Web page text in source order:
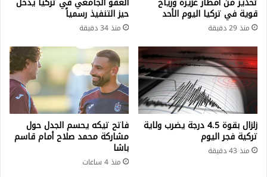
قوية في تركيا اليوم الأحد
منذ 29 دقيقة
حيز التنفيذ رسمياً
منذ 34 دقيقة
زلزال بقوة 4.5 درجة يضرب ولاية
تركية فجر اليوم
منذ 43 دقيقة
فاتح تيكه يحسم الجدل حول
مشاركة محمد صلاح أمام قاسم
باشا
منذ 4 ساعات